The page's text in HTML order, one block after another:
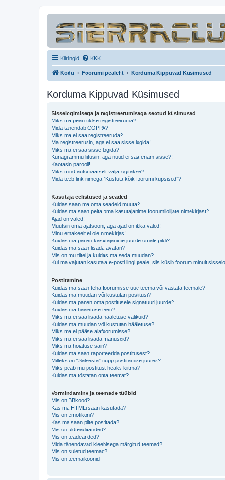
Kiirlingid KKK
Kodu Foorumi pealeht Korduma Kippuvad Küsimused
Korduma Kippuvad Küsimused
Sisselogimisega ja registreerumisega seotud küsimused
Miks ma pean üldse registreeruma?
Mida tähendab COPPA?
Miks ma ei saa registreeruda?
Ma registreerusin, aga ei saa sisse logida!
Miks ma ei saa sisse logida?
Kunagi ammu liitusin, aga nüüd ei saa enam sisse?!
Kaotasin parooli!
Miks mind automaatselt välja logitakse?
Mida teeb link nimega “Kustuta kõik foorumi küpsised”?
Kasutaja eelistused ja seaded
Kuidas saan ma oma seadeid muuta?
Kuidas ma saan peita oma kasutajanime foorumilolijate nimekirjast?
Ajad on valed!
Muutsin oma ajatsooni, aga ajad on ikka valed!
Minu emakeelt ei ole nimekirjas!
Kuidas ma panen kasutajanime juurde omale pildi?
Kuidas ma saan lisada avatari?
Mis on mu tiitel ja kuidas ma seda muudan?
Kui ma vajutan kasutaja e-posti lingi peale, siis küsib foorum minult
Postitamine
Kuidas ma saan teha foorumisse uue teema või vastata teemale?
Kuidas ma muudan või kustutan postitusi?
Kuidas ma panen oma postitusele signatuuri juurde?
Kuidas ma hääletuse teen?
Miks ma ei saa lisada hääletuse valikuid?
Kuidas ma muudan või kustutan hääletuse?
Miks ma ei pääse alafoorumisse?
Miks ma ei saa lisada manuseid?
Miks ma hoiatuse sain?
Kuidas ma saan raporteerida postitusest?
Milleks on “Salvesta” nupp postitamise juures?
Miks peab mu postitust heaks kiitma?
Kuidas ma tõstatan oma teemat?
Vormindamine ja teemade tüübid
Mis on BBkood?
Kas ma HTMLi saan kasutada?
Mis on emotikoni?
Kas ma saan pilte postitada?
Mis on üldteadaanded?
Mis on teadeanded?
Mida tähendavad kleebisega märgitud teemad?
Mis on suletud teemad?
Mis on teemaikoonid